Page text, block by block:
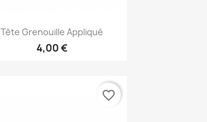
Aperçu rapide
Tête Grenouille Appliqué
4,00 €
favorite_border